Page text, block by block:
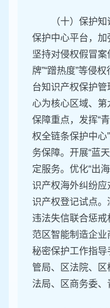
（十）保护
保护中心平台，加
坚持对侵权假冒案
牌”“蹭热度”等侵
台知识产权保护
心为核心区域、
保障重点，发挥“
权全链条保护中心
务保障。开展“蓝
定服务。优化“出
识产权海外纠纷应
识产权登记试点
违法失信联合惩
范区智能制造企
秘密保护工作指
管局、区法院、
法局、区商务委、